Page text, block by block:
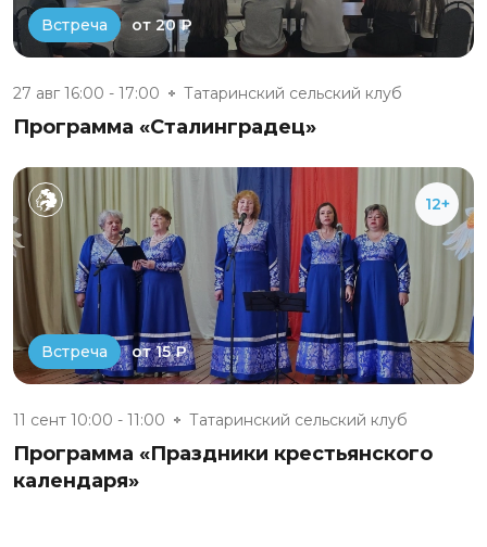
Встреча от 20 ₽
27 авг 16:00 - 17:00 Татаринский сельский клуб
Программа «Сталинградец»
12+
Встреча от 15 ₽
11 сент 10:00 - 11:00 Татаринский сельский клуб
Программа «Праздники крестьянского
календаря»